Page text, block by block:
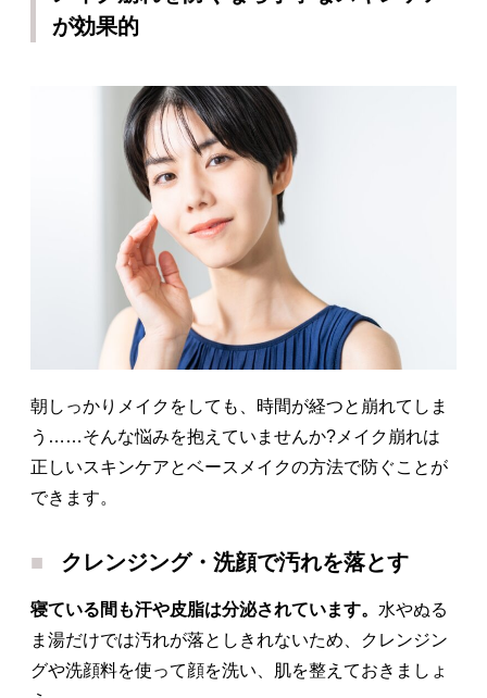
が効果的
朝しっかりメイクをしても、時間が経つと崩れてしま
う……そんな悩みを抱えていませんか?メイク崩れは
正しいスキンケアとベースメイクの方法で防ぐことが
できます。
クレンジング・洗顔で汚れを落とす
寝ている間も汗や皮脂は分泌されています。 水やぬる
ま湯だけでは汚れが落としきれないため、クレンジン
グや洗顔料を使って顔を洗い、肌を整えておきましょ